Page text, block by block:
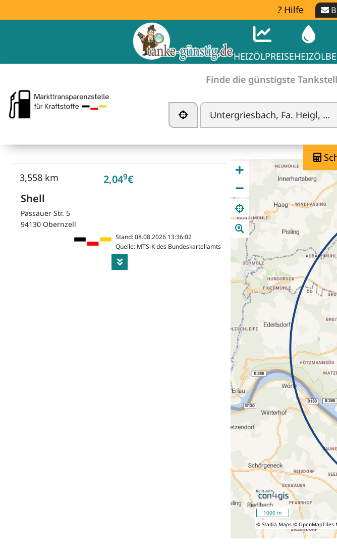
Hilfe
HEIZÖLPREISEHEIZÖL
Finde die günstigste
Tankstelle in der Nähe finden -
3,558 km 2,049€
Shell
Passauer Str. 5
94130 Obernzell
Stand: 08.08.2026 13:36:02
Quelle: MTS-K des Bundeskartellamts
1000 m
© Stadia Maps © OpenMapTiles